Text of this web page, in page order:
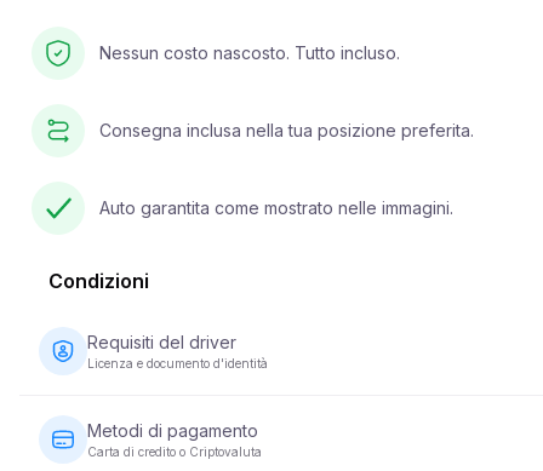
Nessun costo nascosto. Tutto incluso.
Consegna inclusa nella tua posizione preferita.
Auto garantita come mostrato nelle immagini.
Condizioni
Requisiti del driver
Licenza e documento d'identità
patente di guida valida. È inoltre richiesto un documento di
(passaporto o carta d'identità nazionale). Alcuni veicoli
richiedere che il conducente abbia la patente da un minimo di
Metodi di pagamento
Carta di credito o Criptovaluta